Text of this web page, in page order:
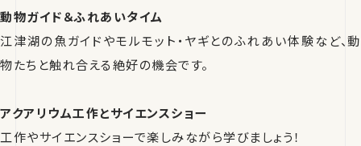
動物ガイド＆ふれあいタイム
江津湖の魚ガイドやモルモット・ヤギとのふれあい体験など、動
物たちと触れ合える絶好の機会です。
アクアリウム工作とサイエンスショー
工作やサイエンスショーで楽しみながら学びましょう！